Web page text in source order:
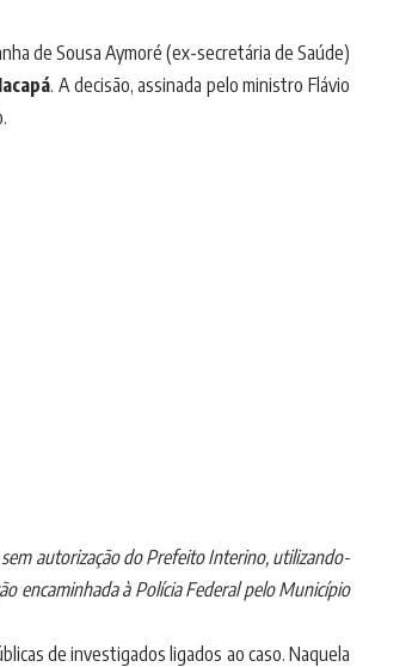
de Sousa Aymoré (ex-secretária de Saúde)
. A decisão, assinada pelo ministro Flávio
autorização do Prefeito Interino, utilizando-
encaminhada à Polícia Federal pelo Município
de investigados ligados ao caso. Naquela